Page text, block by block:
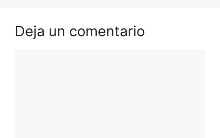
Deja un comentario